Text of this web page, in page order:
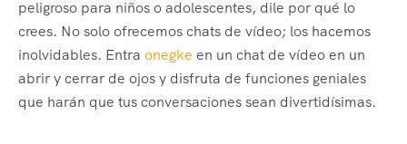
peligroso para niños o adolescentes, dile por qué lo
crees. No solo ofrecemos chats de vídeo; los hacemos
inolvidables. Entra onegke en un chat de vídeo en un
abrir y cerrar de ojos y disfruta de funciones geniales
que harán que tus conversaciones sean divertidísimas.